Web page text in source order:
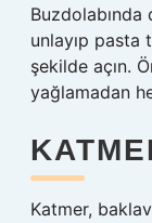
unlayıp pasta
şekilde açın.
yağlamadan
Katmer,